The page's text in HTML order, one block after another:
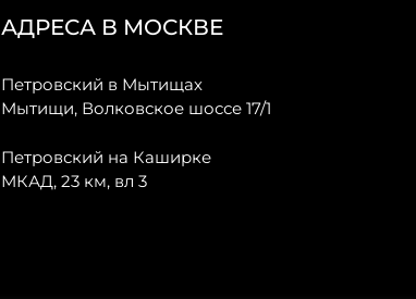
АДРЕСА В МОСКВЕ
Петровский в Мытищах
Мытищи, Волковское шоссе 17/1
Петровский на Каширке
МКАД, 23 км, вл 3